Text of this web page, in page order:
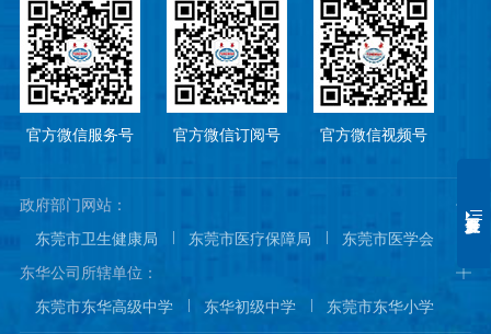
官方微信服务号 官方微信订阅号 官方微信视频号
政府部门网站：
东莞市卫生健康局
东莞市医疗保障局
东莞市医学会
东莞市医院协会
东华公司所辖单位：
东莞市东华高级中学
东华初级中学
东莞市东华小学